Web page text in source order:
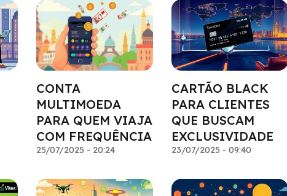
CONTA
MULTIMOEDA
PARA QUEM VIAJA
COM FREQUÊNCIA
25/07/2025 - 20:24
CARTÃO BLACK
PARA CLIENTES
QUE BUSCAM
EXCLUSIVIDADE
23/07/2025 - 09:40